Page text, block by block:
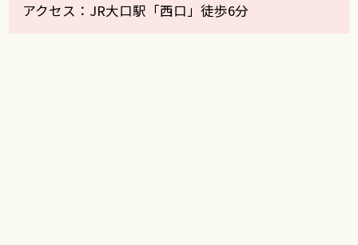
アクセス：JR大口駅「西口」徒歩6分